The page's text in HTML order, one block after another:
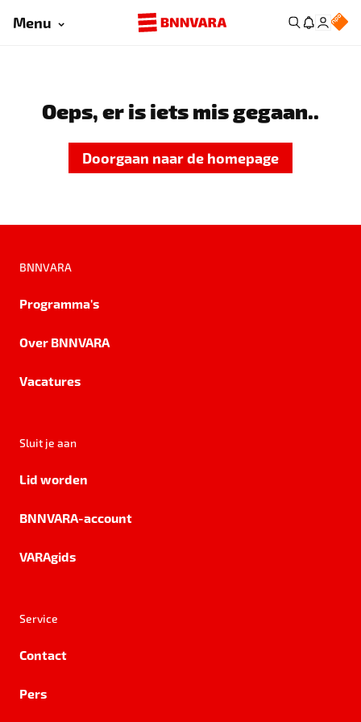
Menu
Oeps, er is iets mis gegaan..
Doorgaan naar de homepage
BNNVARA
Programma's
Over BNNVARA
Vacatures
Sluit je aan
Lid worden
BNNVARA-account
VARAgids
Service
Contact
Pers